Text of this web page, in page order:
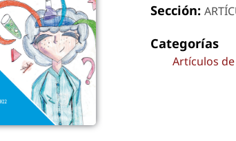
Sección:
Categorías
Artículos